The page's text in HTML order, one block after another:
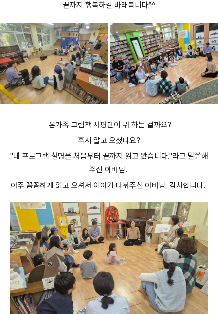
끝까지 행복하길 바래봅니다^^
온가족 그림책 서평단이 뭐 하는 걸까요?
혹시 알고 오셨나요?
"네 프로그램 설명을 처음부터 끝까지 읽고 왔습니다."라고 말씀해
주신 아버님.
아주 꼼꼼하게 읽고 오셔서 이야기 나눠주신 아버님, 감사합니다.